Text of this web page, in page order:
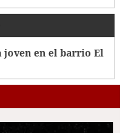
joven en el barrio El